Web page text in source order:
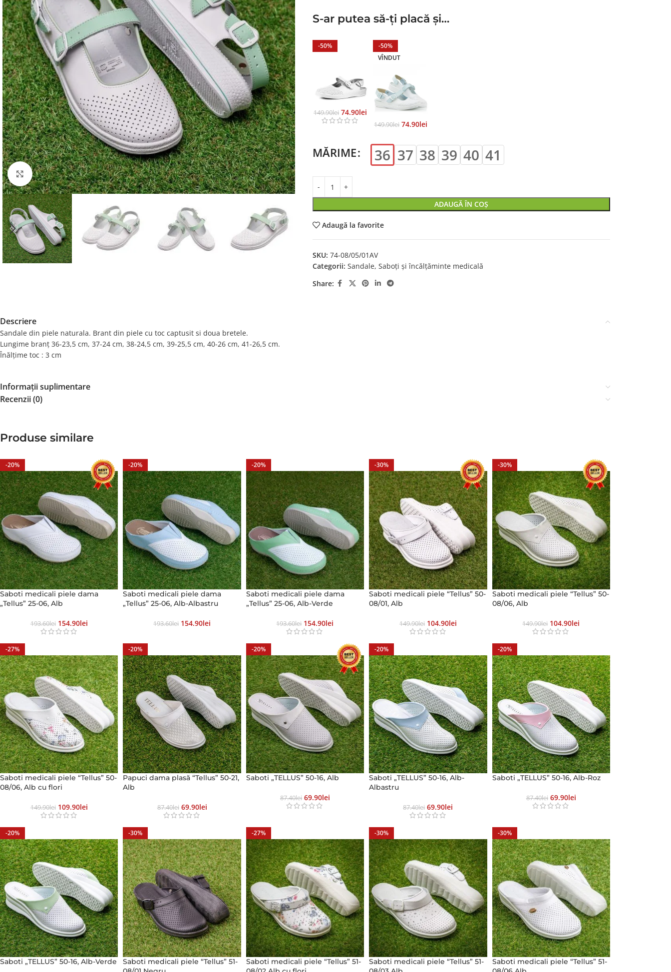
Faceți click pentru a mări
S-ar putea să-ți placă și…
-50%
149.90Lei 74.90Lei
-50%
VÎNDUT
149.90Lei 74.90Lei
MĂRIME 36 37 38 39 40 41
ADAUGĂ ÎN COȘ
Adaugă la favorite
SKU: 74-08/05/01AV
Categorii: Sandale, Saboți și încălțăminte medicală
Share:
Descriere
Sandale din piele naturala. Brant din piele cu toc captusit si doua bretele.
Lungime branț 36-23,5 cm, 37-24 cm, 38-24,5 cm, 39-25,5 cm, 40-26 cm, 41-26,5 cm.
Înălțime toc : 3 cm
Informații suplimentare
Recenzii (0)
Produse similare
-20%
Saboti medicali piele dama
„Tellus” 25-06, Alb
193.60Lei 154.90Lei
-20%
Saboti medicali piele dama
„Tellus” 25-06, Alb-Albastru
193.60Lei 154.90Lei
-20%
Saboti medicali piele dama
„Tellus” 25-06, Alb-Verde
193.60Lei 154.90Lei
-30%
Saboti medicali piele “Tellus” 50-
08/01, Alb
149.90Lei 104.90Lei
-30%
Saboti medicali piele “Tellus” 50-
08/06, Alb
149.90Lei 104.90Lei
-27%
Saboti medicali piele “Tellus” 50-
08/06, Alb cu flori
149.90Lei 109.90Lei
-20%
Papuci dama plasă “Tellus” 50-21,
Alb
87.40Lei 69.90Lei
-20%
Saboti „TELLUS” 50-16, Alb
87.40Lei 69.90Lei
-20%
Saboti „TELLUS” 50-16, Alb-
Albastru
87.40Lei 69.90Lei
-20%
Saboti „TELLUS” 50-16, Alb-Roz
87.40Lei 69.90Lei
-20%
Saboti „TELLUS” 50-16, Alb-Verde
-30%
Saboti medicali piele “Tellus” 51-
-27%
Saboti medicali piele “Tellus” 51-
-30%
Saboti medicali piele “Tellus” 51-
-30%
Saboti medicali piele “Tellus” 51-